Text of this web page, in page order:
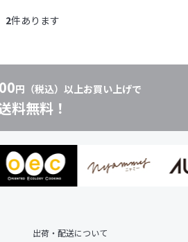
2件あります
円（税込）以上お買い上げで
料無料！
出荷・配送について